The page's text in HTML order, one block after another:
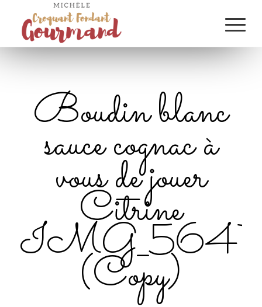
Boudin blanc
sauce cognac à
vous de jouer
Citrine
(Copy)